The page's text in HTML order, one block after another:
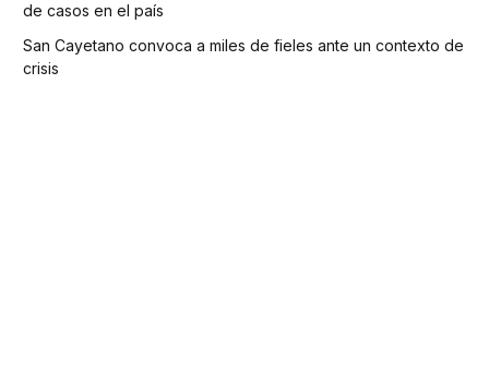
de casos en el país
San Cayetano convoca a miles de fieles ante un contexto de
crisis